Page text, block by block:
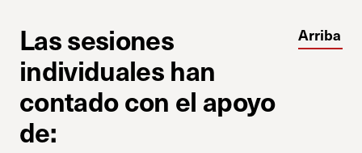
Las sesiones
individuales han
contado con el apoyo
de:
Arriba